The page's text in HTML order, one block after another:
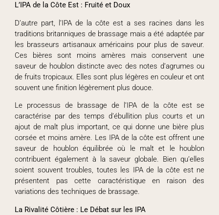
L’IPA de la Côte Est : Fruité et Doux
D’autre part, l’IPA de la côte est a ses racines dans les
traditions britanniques de brassage mais a été adaptée par
les brasseurs artisanaux américains pour plus de saveur.
Ces bières sont moins amères mais conservent une
saveur de houblon distincte avec des notes d’agrumes ou
de fruits tropicaux. Elles sont plus légères en couleur et ont
souvent une finition légèrement plus douce.
Le processus de brassage de l’IPA de la côte est se
caractérise par des temps d’ébullition plus courts et un
ajout de malt plus important, ce qui donne une bière plus
corsée et moins amère. Les IPA de la côte est offrent une
saveur de houblon équilibrée où le malt et le houblon
contribuent également à la saveur globale. Bien qu’elles
soient souvent troubles, toutes les IPA de la côte est ne
présentent pas cette caractéristique en raison des
variations des techniques de brassage.
La Rivalité Côtière : Le Débat sur les IPA